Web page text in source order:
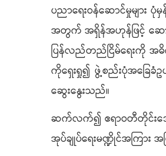
ပညာရေးဝန်ဆောင်မှုမျာ
အတွက် အရှိန်အဟုန်ဖြင့် ဆောင်
ပြန်လည်တည်ငြိမ်ရေးကို အဓိ
ကိုရှေးရှု၍ ဖွဲ့စည်းပုံအခြေ
ဆွေးနွေးသည်။
ဆက်လက်၍ ဧရာဝတီတိုင်းဒေ
အုပ်ချုပ်ရေးမဏ္ဍိုင်အကြား အ